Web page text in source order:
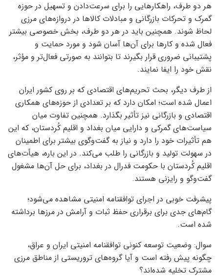
هر دو طرف، راهکارهایی را برای سرعت‌دادن و تسهیل در حوزه
گمرک و تحرکات بازرگانی و مبادلات کالاها در دروازه‌های مرزی
لحاظ شوند. همچنین باید در هر دو طرف، بخش خصوصی بیشتر
فعال شده و کارها برای آن‌ها آسان شود و مورد حمایت و
پشتیبانی ضروری قرار بگیرند تا بتوانند به صورتی فعال‌تر و مؤثر،
نقش خود را ایفا نمایند.
از طرف دیگر، بحث تحریم‌های اقتصادی که بر روی کشور ایران
اعمال شده است؛ امکان دارد که بر تعدادی از حوزه‌های همکاری
اقتصادی و بازرگانی نیز تأثیر بگذارد. همچنین تفاوت میان
سیاست‌های گمرکی و دارایی میان بغداد و اقلیم کُردستان، که این
هم تأثیرات خود را دارد و نیاز به گفت‌وگوی بیشتر برای اطمینان
در سهولت تولید و بازرگانی را طلب می‌کند. در این باره، هیأت‌های
اقلیم کُردستان با حکومت فدرال در بغداد، برای حل آن‌ها مشغول
گفت‌وگو و رایزنی هستند.
پیشرفت خوبی در اجرای توافقنامه امنیتی مشاهده می‌شود؛
گام‌های جدی برای برقراری حفظ ثبات و آرامش در مرزها برداشته
شده است.
سوال: وضعیت توسعه کنونی توافقنامه امنیتی ایران و عراق،
چگونه پیش رفته است و آیا گروه‌های تروریستی از مناطق مرزی
مشترک تخلیه شده‌اند؟